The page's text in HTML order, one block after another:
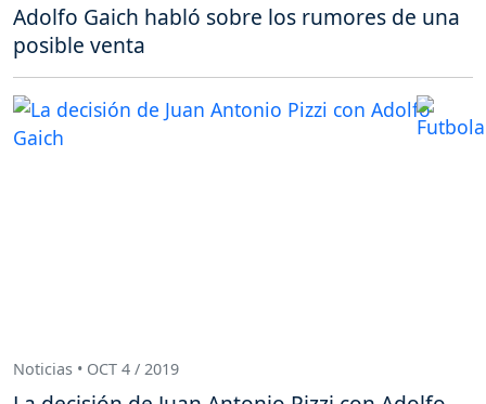
Adolfo Gaich habló sobre los rumores de una
posible venta
Noticias • OCT 4 / 2019